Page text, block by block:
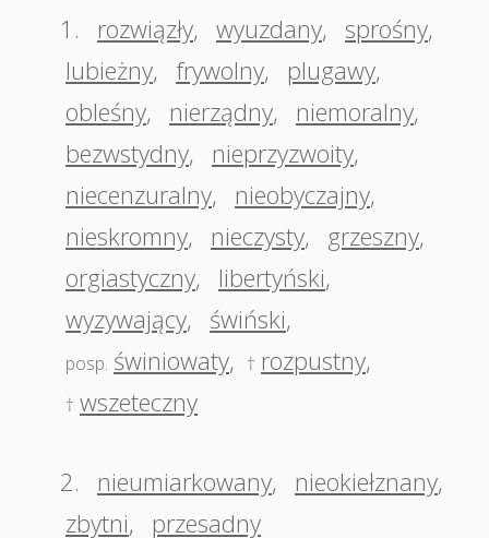
1.
rozwiązły, wyuzdany, sprośny,
lubieżny, frywolny, plugawy,
obleśny, nierządny, niemoralny,
bezwstydny, nieprzyzwoity,
niecenzuralny, nieobyczajny,
nieskromny, nieczysty, grzeszny,
orgiastyczny, libertyński,
wyzywający, świński,
posp. świniowaty, † rozpustny,
† wszeteczny
2. nieumiarkowany, nieokiełznany,
zbytni, przesadny